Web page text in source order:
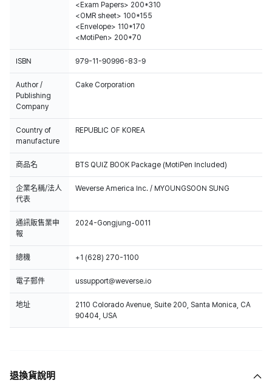
<Exam Papers> 200*310
<OMR sheet> 100*155
<Envelope> 110*170
<MotiPen> 200*70
ISBN 979-11-90996-83-9
Author /
Publishing
Company
Cake Corporation
Country of
manufacture
REPUBLIC OF KOREA
商品名 BTS QUIZ BOOK Package (MotiPen Included)
企業名稱/法人
代表
Weverse America Inc. / MYOUNGSOON SUNG
通訊販售業申
報
2024-Gongjung-0011
總機 +1 (628) 270-1100
電子郵件 ussupport@weverse.io
地址
2110 Colorado Avenue, Suite 200, Santa Monica, CA
90404, USA
退換貨說明